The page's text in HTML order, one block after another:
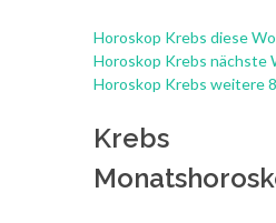
Horoskop Krebs diese
Horoskop Krebs nächste
Horoskop Krebs weitere
Krebs